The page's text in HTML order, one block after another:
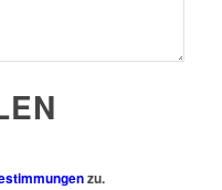
zu.